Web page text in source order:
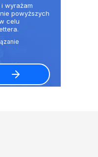
i wyrażam
powyższych
celu